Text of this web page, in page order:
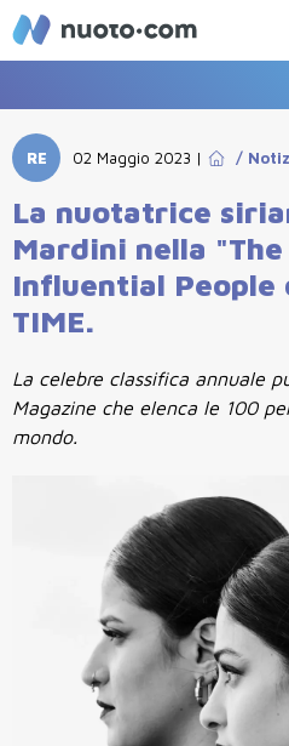
RE 02 Maggio 2023 | /
La nuotatrice
Mardini nella
Influential People
TIME.
La celebre classifica annuale
Magazine che elenca le 100
mondo.